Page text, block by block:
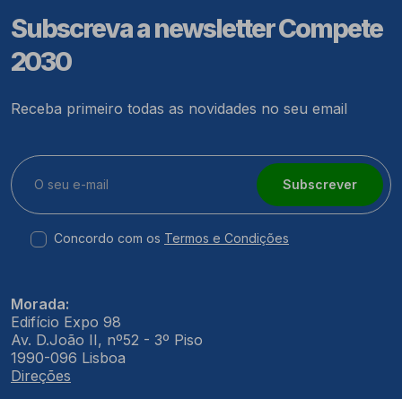
Subscreva a newsletter Compete
2030
Receba primeiro todas as novidades no seu email
Subscrever
Concordo com os Termos e Condições
Morada:
Edifício Expo 98
Av. D.João II, nº52 - 3º Piso
1990-096 Lisboa
Direções